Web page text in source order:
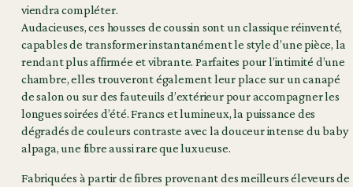
viendra compléter.
Audacieuses, ces housses de coussin sont un classique réinventé,
capables de transformer instantanément le style d’une pièce, la
rendant plus affirmée et vibrante. Parfaites pour l’intimité d’une
chambre, elles trouveront également leur place sur un canapé
de salon ou sur des fauteuils d’extérieur pour accompagner les
longues soirées d’été. Francs et lumineux, la puissance des
dégradés de couleurs contraste avec la douceur intense du baby
alpaga, une fibre aussi rare que luxueuse.
Fabriquées à partir de fibres provenant des meilleurs éleveurs de